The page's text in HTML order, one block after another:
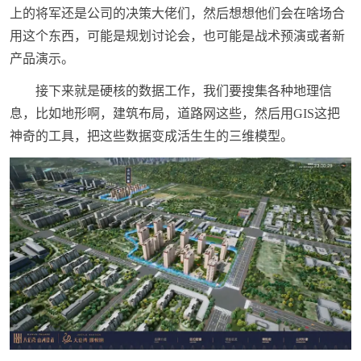
上的将军还是公司的决策大佬们，然后想想他们会在啥场合
用这个东西，可能是规划讨论会，也可能是战术预演或者新
产品演示。
接下来就是硬核的数据工作，我们要搜集各种地理信
息，比如地形啊，建筑布局，道路网这些，然后用GIS这把
神奇的工具，把这些数据变成活生生的三维模型。